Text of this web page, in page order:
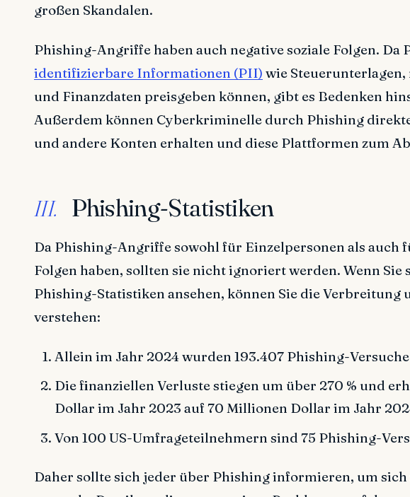
großen Skandalen.
Phishing-Angriffe haben auch negative soziale Folgen. Da
identifizierbare Informationen (PII) wie
und Finanzdaten preisgeben können, gibt es Bedenken
Außerdem können Cyberkriminelle durch Phishing
und andere Konten erhalten und diese Plattformen zum
III. Phishing-Statistiken
Da Phishing-Angriffe sowohl für Einzelpersonen als auch
Folgen haben, sollten sie nicht ignoriert werden. Wenn
Phishing-Statistiken ansehen, können Sie die Verbreitung
verstehen:
Allein im Jahr 2024 wurden 193.407 Phishing-
Die finanziellen Verluste stiegen um über 270 % und
Dollar im Jahr 2023 auf 70 Millionen Dollar im Jahr
Von 100 US-Umfrageteilnehmern sind 75 Phishing-
Daher sollte sich jeder über Phishing informieren, um sich